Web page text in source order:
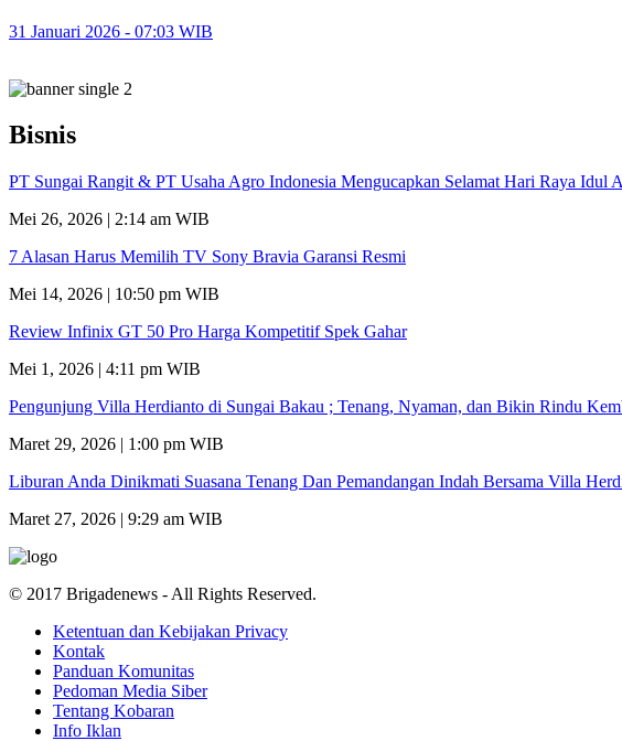
31 Januari 2026 - 07:03 WIB
Bisnis
PT Sungai Rangit & PT Usaha Agro Indonesia Mengucapkan Selamat Hari Raya Idul
Mei 26, 2026 | 2:14 am WIB
7 Alasan Harus Memilih TV Sony Bravia Garansi Resmi
Mei 14, 2026 | 10:50 pm WIB
Review Infinix GT 50 Pro Harga Kompetitif Spek Gahar
Mei 1, 2026 | 4:11 pm WIB
Pengunjung Villa Herdianto di Sungai Bakau ; Tenang, Nyaman, dan Bikin Rindu
Maret 29, 2026 | 1:00 pm WIB
Liburan Anda Dinikmati Suasana Tenang Dan Pemandangan Indah Bersama Villa
Maret 27, 2026 | 9:29 am WIB
© 2017 Brigadenews - All Rights Reserved.
Ketentuan dan Kebijakan Privacy
Kontak
Panduan Komunitas
Pedoman Media Siber
Tentang Kobaran
Info Iklan